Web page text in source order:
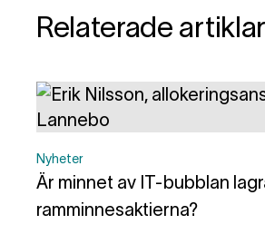
Relaterade artiklar
Nyheter
Är minnet av IT-bubblan
ramminnesaktierna?